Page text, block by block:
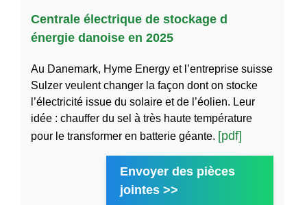
Centrale électrique de stockage d
énergie danoise en 2025
Au Danemark, Hyme Energy et l’entreprise suisse
Sulzer veulent changer la façon dont on stocke
l’électricité issue du solaire et de l’éolien. Leur
idée : chauffer du sel à très haute température
pour le transformer en batterie géante. [pdf]
Envoyer des pièces
jointes >>